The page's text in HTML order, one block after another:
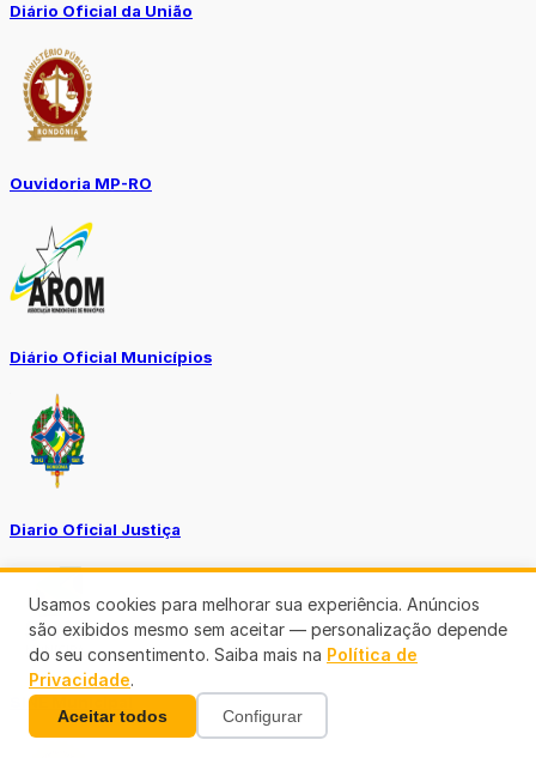
Diário Oficial da União
Ouvidoria MP-RO
Diário Oficial Municípios
Diario Oficial Justiça
SINE Municipal
Usamos cookies para melhorar sua experiência. Anúncios
são exibidos mesmo sem aceitar — personalização depende
do seu consentimento. Saiba mais na Política de
Privacidade.
Aceitar todos Configurar